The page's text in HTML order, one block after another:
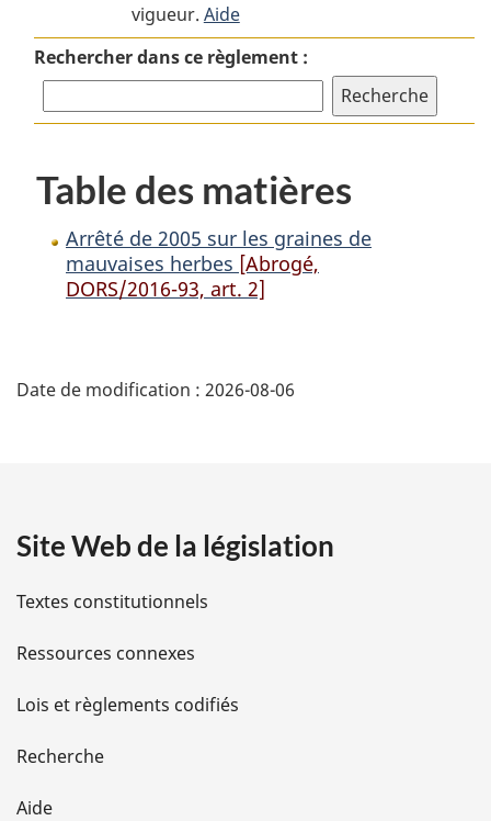
graines
de
mauvaises
les
graines
de
herbes
graines
de
mauvaises
herbes
vigueur. Aide
Rechercher dans ce règlement :
Table des matières
Arrêté de 2005 sur les graines de
mauvaises herbes [Abrogé,
DORS/2016-93, art. 2]
é
i
l
s
d
e
l
Date de modification : 2026-08-06
Site Web de la législation
Textes constitutionnels
Ressources connexes
Lois et règlements codifiés
Recherche
Aide